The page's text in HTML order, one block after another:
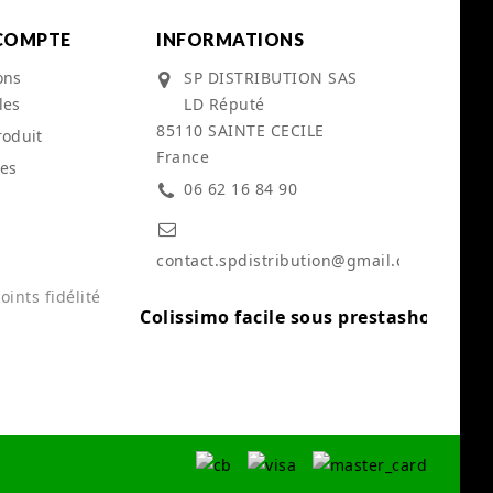
fidélité
INFORMATIONS
SP DISTRIBUTION SAS
LD Réputé
85110 SAINTE CECILE
France
06 62 16 84 90
contact.spdistribution@gmail.com
Colissimo facile sous prestashop